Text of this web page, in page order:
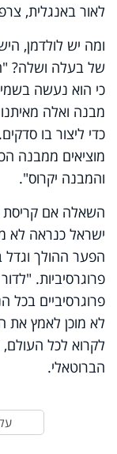
לאור באנגלית,
ומה יש לולדמן,
של בעלה ושלה?
כי הוא נעשה
מבנה ואלה
כדי ליצור בו
מוציאים ממבנה
והמבנה יקרוס".
השאלה אם
ישראל כנראה לא
הפער ההולך וגדל
פרוגרסיביות.
פרוגרסיביים בכל
לא מוכן לאמץ את
לקרוא לכל העולם,
הברוטאלי.